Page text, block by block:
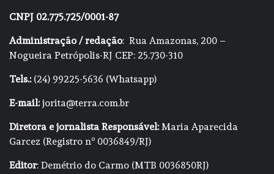
CNPJ 02.775.725/0001-87
Administração / redação: Rua Amazonas, 200 –
Nogueira Petrópolis-RJ CEP: 25.730-310
Tels.:(24) 99225-5636 (Whatsapp)
E-mail:jorita@terra.com.br
Diretora e jornalista Responsável:Maria Aparecida
Garcez (Registro nº 0036849/RJ)
Editor: Demétrio do Carmo (MTB 0036850RJ)